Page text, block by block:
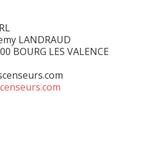
LANDRAUD
BOURG LES VALENCE